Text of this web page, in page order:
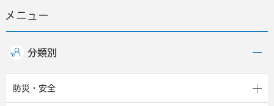
メニュー
分類別
防災・安全